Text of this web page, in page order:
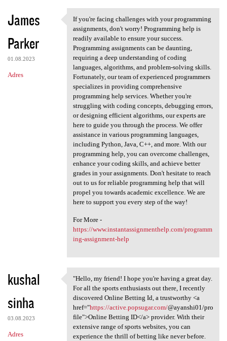
James
Parker
01.08.2023
Adres
If you're facing challenges
If you're facing challenges with your programming
assignments, don't worry! Programming help is
readily available to ensure your success.
Programming assignments can be daunting,
requiring a deep understanding of coding
languages, algorithms, and problem-solving skills.
Fortunately, our team of experienced programmers
specializes in providing comprehensive
programming help services. Whether you're
struggling with coding concepts, debugging errors,
or designing efficient algorithms, our experts are
here to guide you through the process. We offer
assistance in various programming languages,
including Python, Java, C++, and more. With our
programming help, you can overcome challenges,
enhance your coding skills, and achieve better
grades in your assignments. Don't hesitate to reach
out to us for reliable programming help that will
propel you towards academic excellence. We are
here to support you every step of the way!
For More -
https://www.instantassignmenthelp.com/programm
ing-assignment-help
kushal
sinha
03.08.2023
Adres
"Hello, my friend! I hope you
"Hello, my friend! I hope you're having a great day.
For all the sports enthusiasts out there, I recently
discovered Online Betting Id, a trustworthy <a
href="https://active.popsugar.com/@ayanshi01/pro
file">Online Betting ID</a> provider. With their
extensive range of sports websites, you can
experience the thrill of betting like never before.